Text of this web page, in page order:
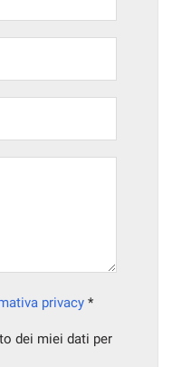
privacy *
dei miei dati per